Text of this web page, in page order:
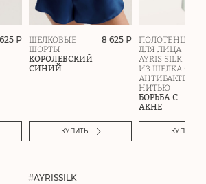
₽
ШЕЛКОВЫЕ
ШОРТЫ
КОРОЛЕВСКИЙ
СИНИЙ
8 625 ₽
КУПИТЬ
ПОЛОТЕНЦЕ
ДЛЯ ЛИЦА
AYRIS SILK
ИЗ ШЕЛКА С
НИТЬЮ
БОРЬБА С
АКНЕ
КУПИТЬ
#AYRISSILK